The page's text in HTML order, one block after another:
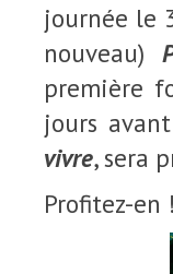
journée le
nouveau)
première
jours
vivre, sera
Profitez-en !